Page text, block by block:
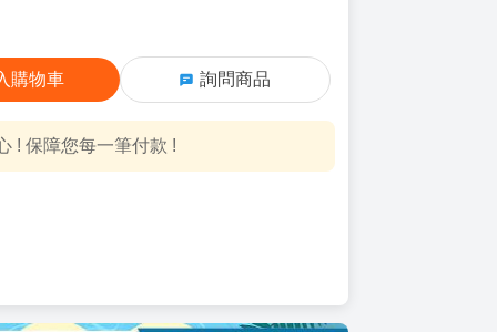
購物車 詢問商品
! 保障您每一筆付款 !